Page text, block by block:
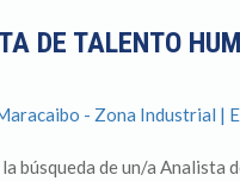
DE TALENTO
- Zona Industrial |
búsqueda de un/a Analista